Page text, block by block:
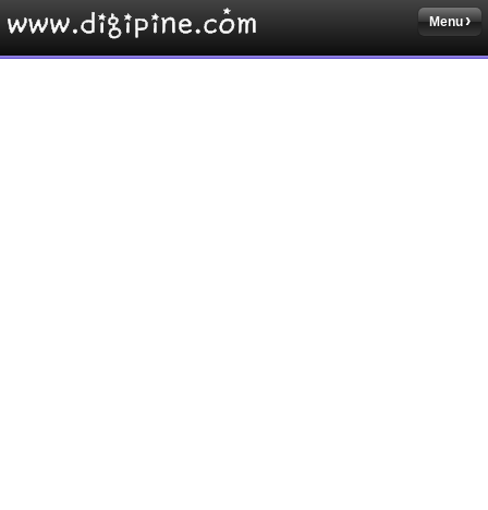
Menu
Sketchbook5, 스케치북5